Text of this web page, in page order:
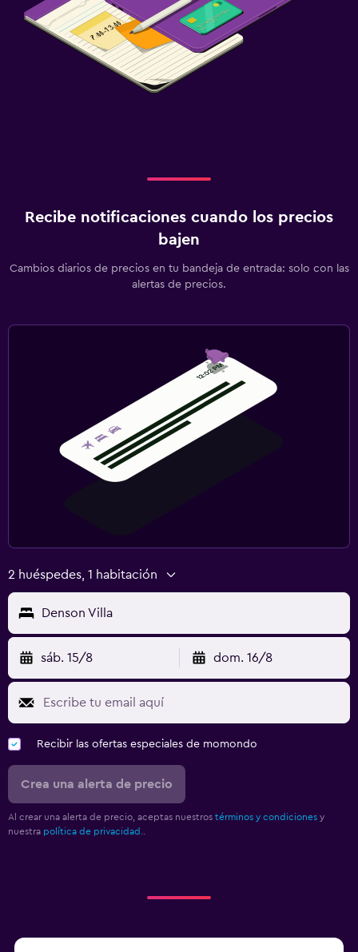
Recibe notificaciones cuando los precios
bajen
Cambios diarios de precios en tu bandeja de entrada: solo con las
alertas de precios.
2 huéspedes, 1 habitación
Denson Villa
sáb. 15/8 dom. 16/8
Recibir las ofertas especiales de momondo
Crea una alerta de precio
Al crear una alerta de precio, aceptas nuestros términos y condiciones y
nuestra política de privacidad.